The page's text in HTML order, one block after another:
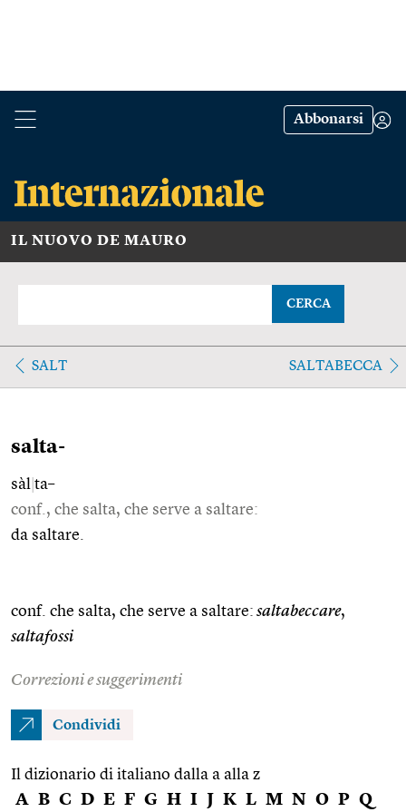
Abbonarsi
IL NUOVO DE MAURO
CERCA
SALT SALTABECCA
salta-
sàl ta–
conf., che salta, che serve a saltare:
da saltare.
conf. che salta, che serve a saltare: saltabeccare,
saltafossi
Correzioni e suggerimenti
Condividi
Il dizionario di italiano dalla a alla z
A B C D E F G H I J K L M N O P Q